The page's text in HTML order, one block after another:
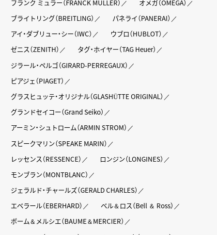
フランク ミュラー（FRANCK MULLER）
オメガ（OMEGA）
ブライトリング（BREITLING）
パネライ（PANERAI）
アイ・ダブリュー・シー（IWC）
ウブロ（HUBLOT）
ゼニス（ZENITH）
タグ・ホイヤー（TAG Heuer）
ジラール・ペルゴ（GIRARD-PERREGAUX）
ピアジェ（PIAGET）
グラスヒュッテ・オリジナル（GLASHÜTTE ORIGINAL）
グランドセイコー（Grand Seiko）
アーミン・シュトローム（ARMIN STROM）
スピークマリン（SPEAKE MARIN）
レッセンス（RESSENCE）
ロンジン（LONGINES）
モンブラン（MONTBLANC）
ジェラルド・チャールズ（GERALD CHARLES）
エベラール（EBERHARD）
ベル＆ロス（Bell ＆ Ross）
ボーム＆メルシエ（BAUME＆MERCIER）